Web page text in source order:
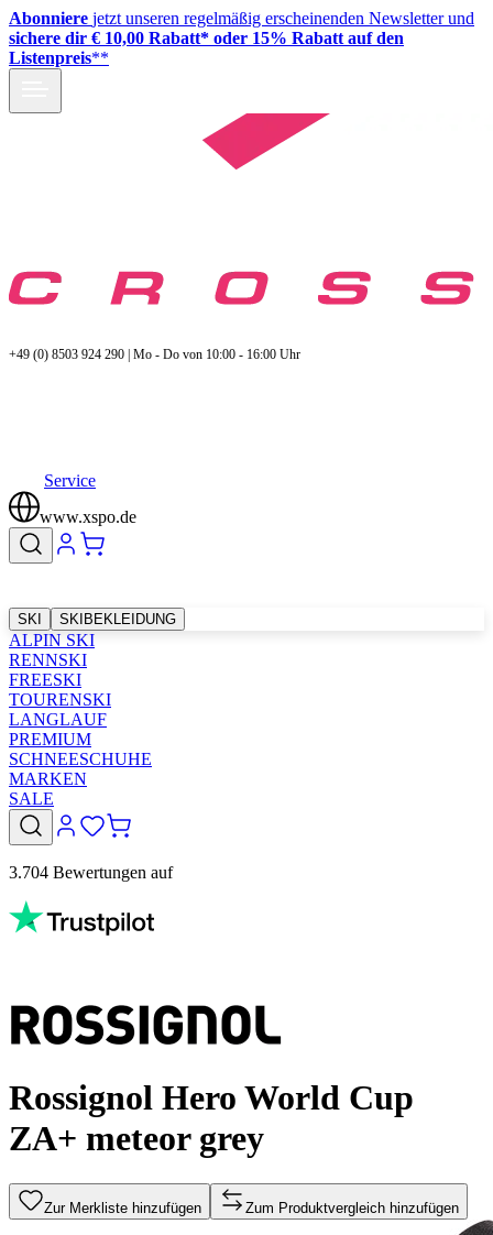
Abonniere jetzt unseren regelmäßig erscheinenden Newsletter und
sichere dir € 10,00 Rabatt* oder 15% Rabatt auf den
Listenpreis**
+49 (0) 8503 924 290 | Mo - Do von 10:00 - 16:00 Uhr
Service
www.xspo.de
SKI SKIBEKLEIDUNG
ALPIN SKI
RENNSKI
FREESKI
TOURENSKI
LANGLAUF
PREMIUM
SCHNEESCHUHE
MARKEN
SALE
3.704 Bewertungen auf
Rossignol Hero World Cup
ZA+ meteor grey
Zur Merkliste hinzufügen Zum Produktvergleich hinzufügen